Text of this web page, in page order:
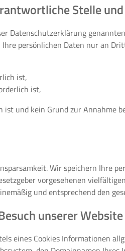
Stelle
Datenschutzerklärung
persönlichen Daten nur an
ist,
ist,
und kein Grund zur Annahme
Wir speichern Ihre
vorgesehenen
und entsprechend den
unserer Website
eines Cookies Informationen